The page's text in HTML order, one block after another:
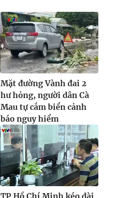
Mặt đường Vành đai 2
hư hỏng, người dân Cà
Mau tự cắm biển cảnh
báo nguy hiểm
TP Hồ Chí Minh kéo dài